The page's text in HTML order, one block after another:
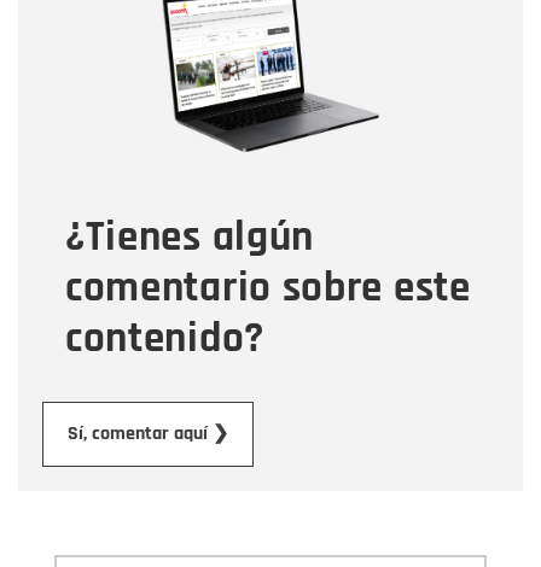
¿Tienes algún
comentario sobre este
contenido?
Sí, comentar aquí ❯
Correo electrónico
Tipo de comentario
Mensaje